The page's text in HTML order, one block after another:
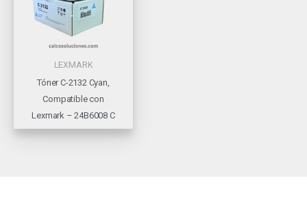
LEXMARK
Tóner C-2132 Cyan,
Compatible con
Lexmark – 24B6008 C